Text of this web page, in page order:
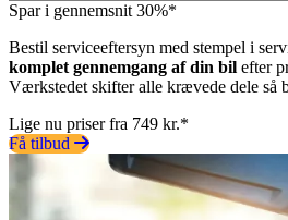
Spar i gennemsnit 30%*
Bestil serviceeftersyn med stempel i
komplet gennemgang af din bil efter
Værkstedet skifter alle krævede dele så
Lige nu priser fra 749 kr.*
Få tilbud